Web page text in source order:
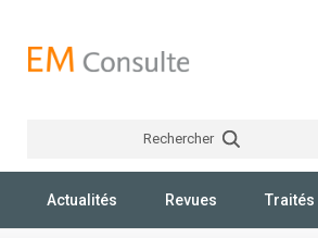
Rechercher
Actualités Revues Traités